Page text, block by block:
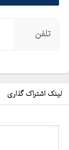
تلفن
لینک اشتراک گذاری